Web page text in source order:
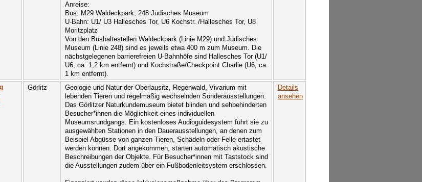
Anreise:
Bus: M29 Waldeckpark, 248 Jüdisches Museum
U-Bahn: U1/ U3 Hallesches Tor, U6 Kochstr. /Hallesches Tor, U8
Moritzplatz
Von den Bushaltestellen Waldeckpark (Linie M29) und Jüdisches
Museum (Linie 248) sind es jeweils etwa 400 m zum Museum. Die
nächstgelegenen barrierefreien U-Bahnhöfe sind Hallesches Tor (U1/
U6, ca. 1,2 km entfernt) und Kochstraße/Checkpoint Charlie (U6, ca.
1 km entfernt).
Görlitz
Geologie und Natur der Oberlausitz, Regenwald, Vivarium mit
lebenden Tieren und regelmäßig wechselnden Sonderausstellungen.
Das Görlitzer Naturkundemuseum bietet blinden und sehbehinderten
Besucher*innen die Möglichkeit eines individuellen
Museumsrundgangs. Ein kostenloses Audioguidesystem führt sie zu
ausgewählten Stationen in den Dauerausstellungen, an denen zum
Beispiel Abgüsse von ganzen Tieren, Schädeln oder Felle ertastet
werden können. Dort angekommen, starten automatisch akustische
Beschreibungen der Objekte. Für Besucher*innen mit Taststock sind
die Ausstellungen zudem über ein Fußbodenleitsystem erschlossen.
Details
ansehen